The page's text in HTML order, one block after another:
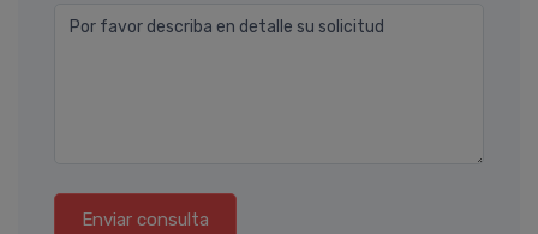
Por favor describa en detalle su solicitud
Enviar consulta